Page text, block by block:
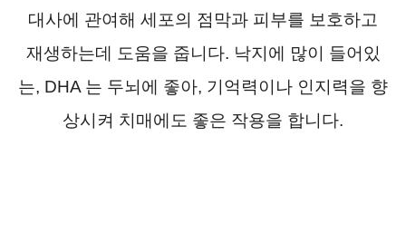
대사에 관여해 세포의 점막과 피부를 보호하고
재생하는데 도움을 줍니다. 낙지에 많이 들어있
는, DHA 는 두뇌에 좋아, 기억력이나 인지력을 향
상시켜 치매에도 좋은 작용을 합니다.